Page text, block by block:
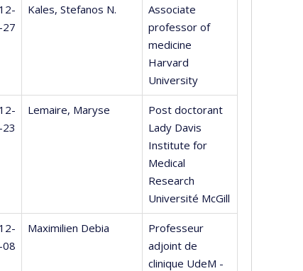
Kales, Stefanos N.
Associate
professor of
medicine
Harvard
University
Lemaire, Maryse
Post doctorant
Lady Davis
Institute for
Medical
Research
Université McGill
Maximilien Debia
Professeur
adjoint de
clinique UdeM -